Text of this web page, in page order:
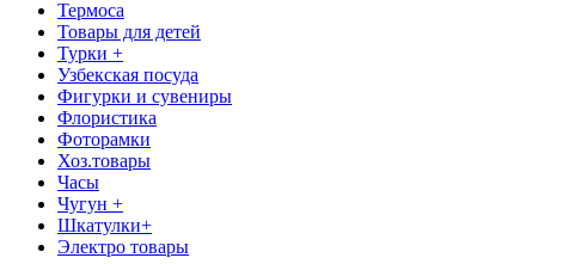
Термоса
Товары для детей
Турки +
Узбекская посуда
Фигурки и сувениры
Флористика
Фоторамки
Хоз.товары
Часы
Чугун +
Шкатулки+
Электро товары